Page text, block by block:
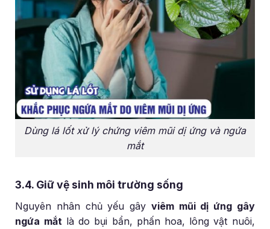
Dùng lá lốt xử lý chứng viêm mũi dị ứng và ngứa
mắt
3.4. Giữ vệ sinh môi trường sống
Nguyên nhân chủ yếu gây viêm mũi dị ứng gây
ngứa mắt là do bụi bẩn, phấn hoa, lông vật nuôi,